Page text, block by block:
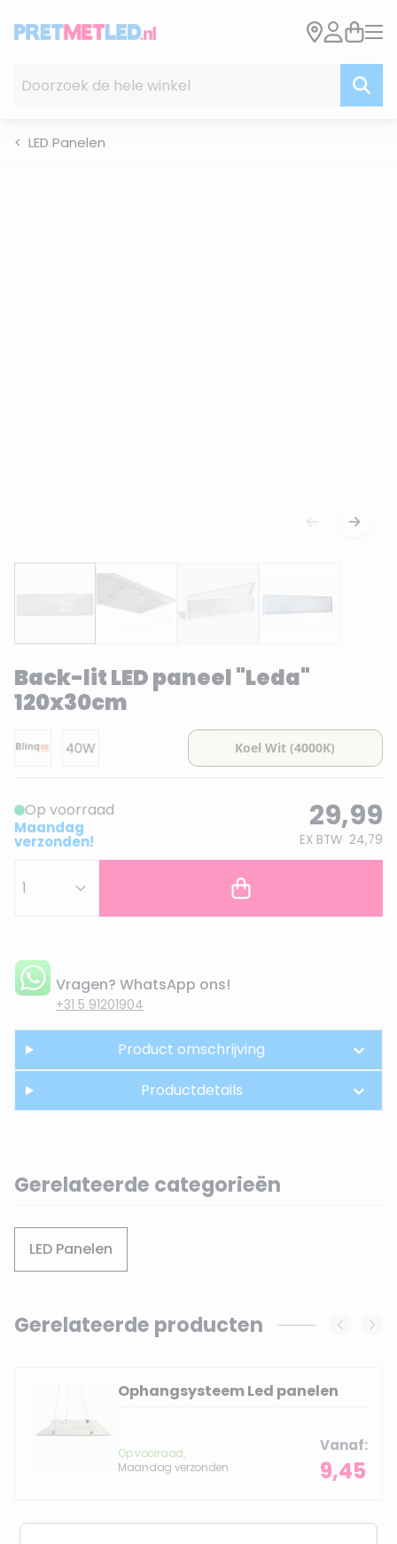
LED Panelen
Back-lit LED paneel "Leda"
120x30cm
Op voorraad
Maandag
verzonden!
29,99
EX BTW 24,79
Vragen? WhatsApp ons!
+31 5 91201904
Product omschrijving
Productdetails
Gerelateerde categorieën
LED Panelen
Navigating through the elements of the carousel is
Press to skip carousel
Gerelateerde producten
Ophangsysteem Led panelen
Op voorraad,
Maandag verzonden
Vanaf
9,45